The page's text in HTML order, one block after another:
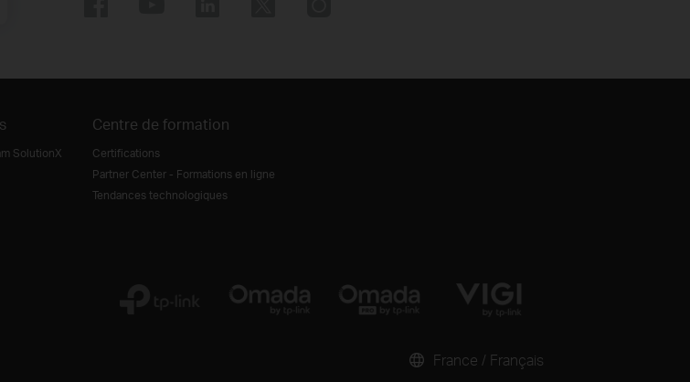
SolutionX
Centre de formation
Certifications
Partner Center - Formations en ligne
Tendances technologiques
France / Français